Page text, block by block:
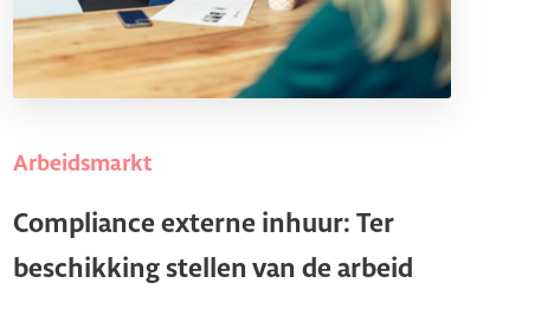
Arbeidsmarkt
Compliance externe inhuur: Ter
beschikking stellen van de arbeid